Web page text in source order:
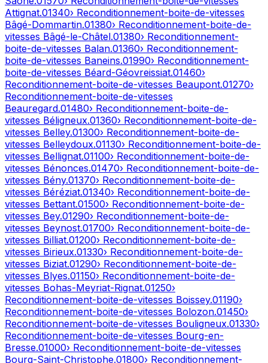
Attignat.01340› Reconditionnement-boite-de-vitesses
Bâgé-Dommartin.01380› Reconditionnement-boite-de-
vitesses Bâgé-le-Châtel.01380› Reconditionnement-
boite-de-vitesses Balan.01360› Reconditionnement-
boite-de-vitesses Baneins.01990› Reconditionnement-
boite-de-vitesses Béard-Géovreissiat.01460›
Reconditionnement-boite-de-vitesses Beaupont.01270›
Reconditionnement-boite-de-vitesses
Beauregard.01480› Reconditionnement-boite-de-
vitesses Béligneux.01360› Reconditionnement-boite-de-
vitesses Belley.01300› Reconditionnement-boite-de-
vitesses Belleydoux.01130› Reconditionnement-boite-de-
vitesses Bellignat.01100› Reconditionnement-boite-de-
vitesses Bénonces.01470› Reconditionnement-boite-de-
vitesses Bény.01370› Reconditionnement-boite-de-
vitesses Béréziat.01340› Reconditionnement-boite-de-
vitesses Bettant.01500› Reconditionnement-boite-de-
vitesses Bey.01290› Reconditionnement-boite-de-
vitesses Beynost.01700› Reconditionnement-boite-de-
vitesses Billiat.01200› Reconditionnement-boite-de-
vitesses Birieux.01330› Reconditionnement-boite-de-
vitesses Biziat.01290› Reconditionnement-boite-de-
vitesses Blyes.01150› Reconditionnement-boite-de-
vitesses Bohas-Meyriat-Rignat.01250›
Reconditionnement-boite-de-vitesses Boissey.01190›
Reconditionnement-boite-de-vitesses Bolozon.01450›
Reconditionnement-boite-de-vitesses Bouligneux.01330›
Reconditionnement-boite-de-vitesses Bourg-en-
Bresse.01000› Reconditionnement-boite-de-vitesses
Bourg-Saint-Christophe.01800› Reconditionnement-